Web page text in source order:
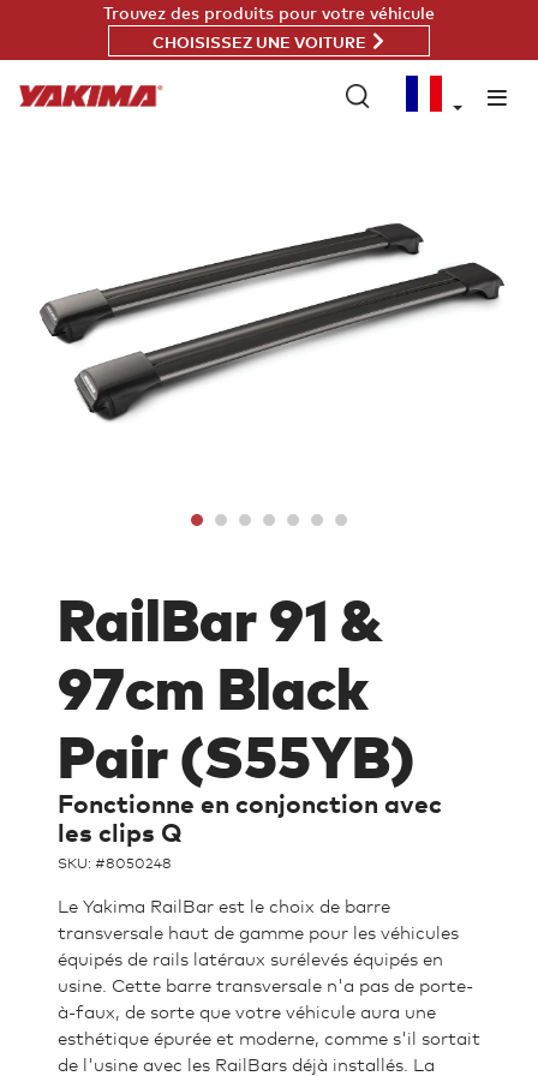
Trouvez des produits pour votre véhicule
CHOISISSEZ UNE VOITURE
RailBar 91 &
97cm Black
Pair (S55YB)
Fonctionne en conjonction avec
les clips Q
SKU: #8050248
Le Yakima RailBar est le choix de barre
transversale haut de gamme pour les véhicules
équipés de rails latéraux surélevés équipés en
usine. Cette barre transversale n'a pas de porte-
à-faux, de sorte que votre véhicule aura une
esthétique épurée et moderne, comme s'il sortait
de l'usine avec les RailBars déjà installés. La